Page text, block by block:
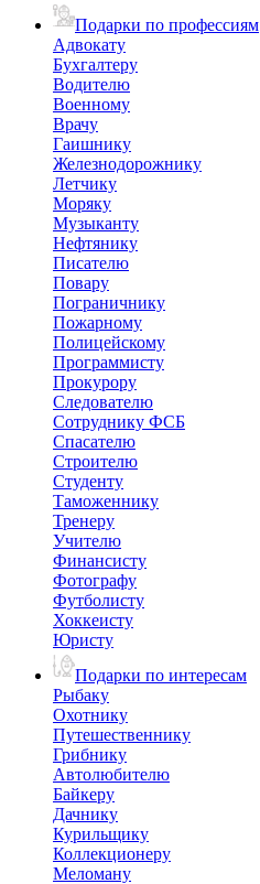
Подарки по профессиям
Адвокату
Бухгалтеру
Водителю
Военному
Врачу
Гаишнику
Железнодорожнику
Летчику
Моряку
Музыканту
Нефтянику
Писателю
Повару
Пограничнику
Пожарному
Полицейскому
Программисту
Прокурору
Следователю
Сотруднику ФСБ
Спасателю
Строителю
Студенту
Таможеннику
Тренеру
Учителю
Финансисту
Фотографу
Футболисту
Хоккеисту
Юристу
Подарки по интересам
Рыбаку
Охотнику
Путешественнику
Грибнику
Автолюбителю
Байкеру
Дачнику
Курильщику
Коллекционеру
Меломану